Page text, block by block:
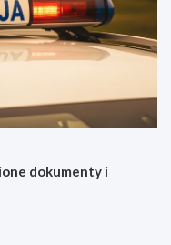
dokumenty i